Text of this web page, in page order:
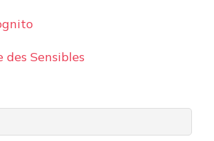
des Sensibles